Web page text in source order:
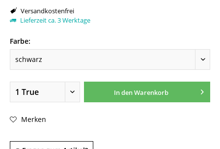
Versandkostenfrei
Lieferzeit ca. 3 Werktage
Farbe:
In denWarenkorb
Merken